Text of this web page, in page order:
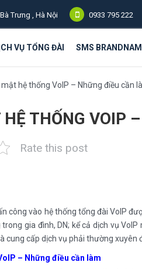
Trưng , Hà Nội 0933 795 222
VỤ TỔNG ĐÀI SMS
mật hệ thống VoIP – Những điều cần
THỐNG VOIP
Rate this post
công vào hệ thống tổng đài VoIP
trong gia đình, DN; kể cả dịch vụ
cung cấp dịch vụ phải thường xuyên
– Những điều cần làm